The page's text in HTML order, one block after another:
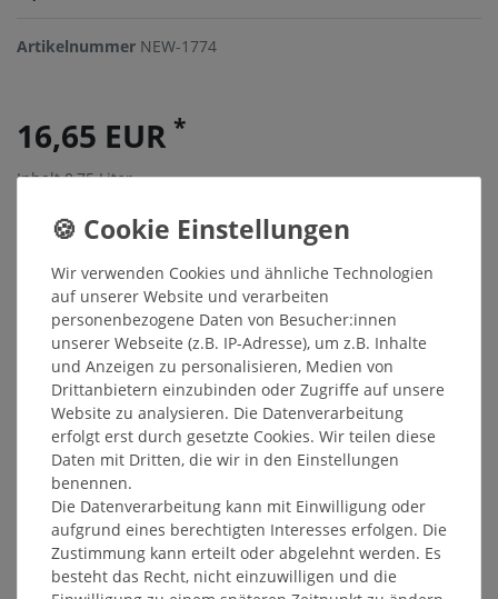
Artikelnummer NEW-1774
16,65 EUR *
Inhalt0,75Liter
Sofort versandfertig, Lieferzeit 48h
In den Warenkorb
Wunschliste
* inkl. ges. MwSt. zzgl. Versandkosten
Beschreibung
Weitere Details
Wir verwenden Cookies und ähnliche Technologien
auf unserer Website und verarbeiten
personenbezogene Daten von Besucher:innen
unserer Webseite (z.B. IP-Adresse), um z.B. Inhalte
und Anzeigen zu personalisieren, Medien von
Drittanbietern einzubinden oder Zugriffe auf unsere
Website zu analysieren. Die Datenverarbeitung
erfolgt erst durch gesetzte Cookies. Wir teilen diese
Daten mit Dritten, die wir in den Einstellungen
benennen.
Die Datenverarbeitung kann mit Einwilligung oder
aufgrund eines berechtigten Interesses erfolgen. Die
Zustimmung kann erteilt oder abgelehnt werden. Es
besteht das Recht, nicht einzuwilligen und die